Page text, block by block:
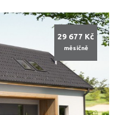
29 677 Kč
měsíčně